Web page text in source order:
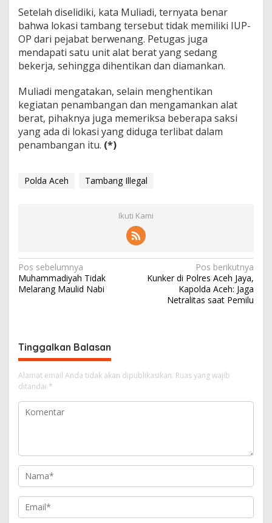
Setelah diselidiki, kata Muliadi, ternyata benar
bahwa lokasi tambang tersebut tidak memiliki IUP-
OP dari pejabat berwenang. Petugas juga
mendapati satu unit alat berat yang sedang
bekerja, sehingga dihentikan dan diamankan.
Muliadi mengatakan, selain menghentikan
kegiatan penambangan dan mengamankan alat
berat, pihaknya juga memeriksa beberapa saksi
yang ada di lokasi yang diduga terlibat dalam
penambangan itu. (*)
Polda Aceh Tambang Illegal
Ikuti Kami
N
a
g
a
s
i
p
Pos sebelumnya
Muhammadiyah Tidak
Melarang Maulid Nabi
Pos berikutnya
Kunker di Polres Aceh Jaya,
Kapolda Aceh: Jaga
Netralitas saat Pemilu
Tinggalkan Balasan
Alamat email Anda tidak akan dipublikasikan. Ruas yang wajib
ditandai *